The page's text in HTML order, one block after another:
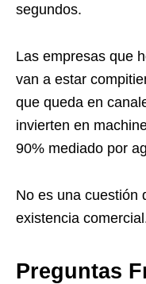
segundos.
Las empresas que
van a estar
que queda en
invierten en
90% mediado por
No es una cuestión
existencia
Preguntas